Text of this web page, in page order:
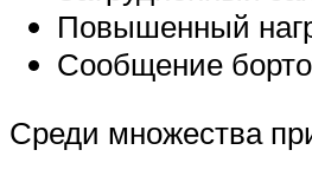
Повышенный
Сообщение
Среди множества